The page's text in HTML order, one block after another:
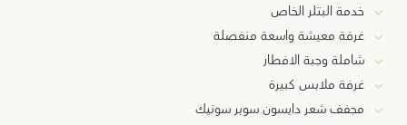
خدمة البتلر الخاص
غرفة معيشة واسعة منفصلة
شاملة وجبة الافطار
غرفة ملابس كبيرة
مجفف شعر دايسون سوبر سونيك